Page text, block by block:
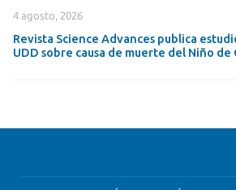
4 agosto, 2026
Revista Science Advances publica
UDD sobre causa de muerte del Niño de